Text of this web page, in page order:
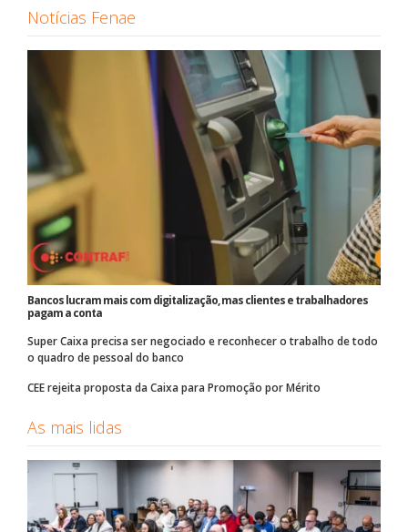
Notícias Fenae
Bancos lucram mais com digitalização, mas clientes e trabalhadores
pagam a conta
Super Caixa precisa ser negociado e reconhecer o trabalho de todo
o quadro de pessoal do banco
CEE rejeita proposta da Caixa para Promoção por Mérito
As mais lidas